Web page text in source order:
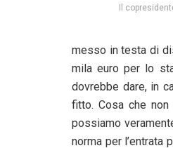
Il
messo in testa di
mila euro per lo
dovrebbe dare, in
fitto. Cosa che non
possiamo
norma per